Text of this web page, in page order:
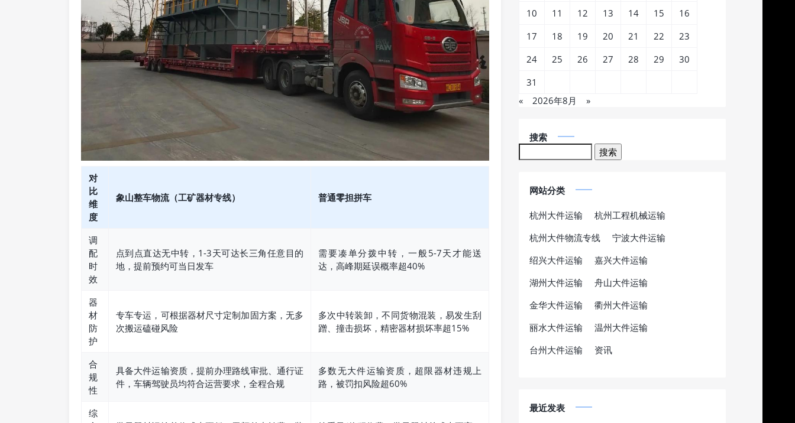
对
比
维
度
象山整车物流（工矿器材专线） 普通零担拼车
调
配
时
效
点到点直达无中转，1-3天可达长三角任意目的
地，提前预约可当日发车
需要凑单分拨中转，一般5-7天才能送
达，高峰期延误概率超40%
器
材
防
护
专车专运，可根据器材尺寸定制加固方案，无多
次搬运磕碰风险
多次中转装卸，不同货物混装，易发生刮
蹭、撞击损坏，精密器材损坏率超15%
合
规
性
具备大件运输资质，提前办理路线审批、通行证
件，车辆驾驶员均符合运营要求，全程合规
多数无大件运输资质，超限器材违规上
路，被罚扣风险超60%
综
« 2026年8月 »
10
11 12 13 14 15
16
17
18 19 20 21 22
23
24
25 26 27 28 29
30
31
搜索
网站分类
杭州大件运输
杭州工程机械运输
杭州大件物流专线
宁波大件运输
绍兴大件运输
嘉兴大件运输
湖州大件运输
舟山大件运输
金华大件运输
衢州大件运输
丽水大件运输
温州大件运输
台州大件运输
资讯
最近发表